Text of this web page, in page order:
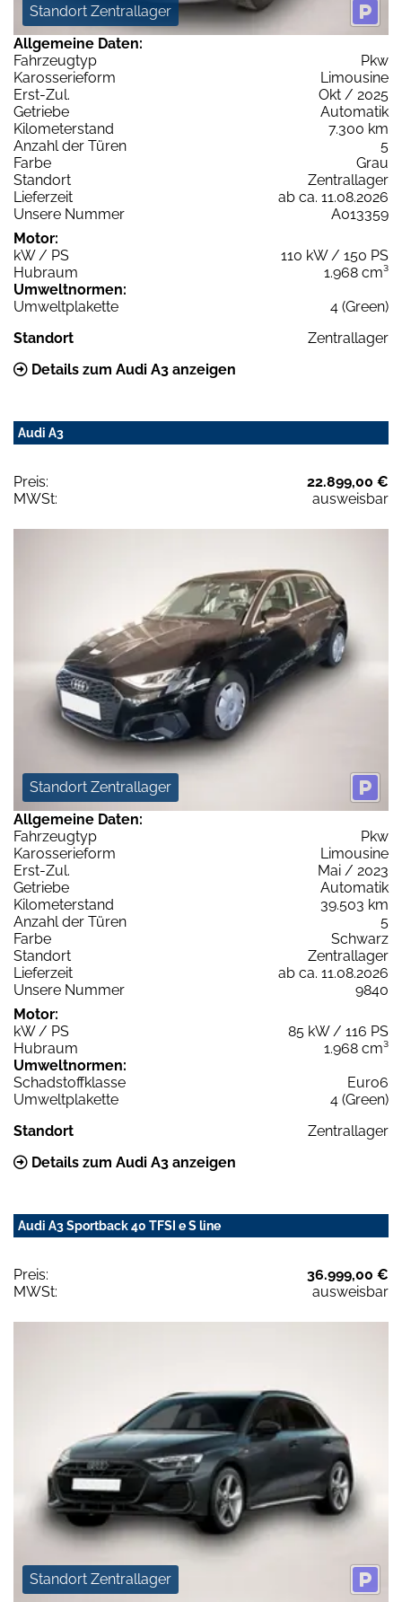
Standort Zentrallager
Allgemeine Daten:
Fahrzeugtyp
Pkw
Karosserieform
Limousine
Erst-Zul.
Okt / 2025
Getriebe
Automatik
Kilometerstand
7.300 km
Anzahl der Türen
5
Farbe
Grau
Standort
Zentrallager
Lieferzeit
ab ca. 11.08.2026
Unsere Nummer
A013359
Motor:
kW / PS
110 kW / 150 PS
Hubraum
1.968 cm³
Umweltnormen:
Umweltplakette
4 (Green)
Standort
Zentrallager
Details zum Audi A3 anzeigen
Audi A3
Preis:
22.899,00 €
MWSt:
ausweisbar
Standort Zentrallager
Allgemeine Daten:
Fahrzeugtyp
Pkw
Karosserieform
Limousine
Erst-Zul.
Mai / 2023
Getriebe
Automatik
Kilometerstand
39.503 km
Anzahl der Türen
5
Farbe
Schwarz
Standort
Zentrallager
Lieferzeit
ab ca. 11.08.2026
Unsere Nummer
9840
Motor:
kW / PS
85 kW / 116 PS
Hubraum
1.968 cm³
Umweltnormen:
Schadstoffklasse
Euro6
Umweltplakette
4 (Green)
Standort
Zentrallager
Details zum Audi A3 anzeigen
Audi A3 Sportback 40 TFSI e S line
Preis:
36.999,00 €
MWSt:
ausweisbar
Standort Zentrallager